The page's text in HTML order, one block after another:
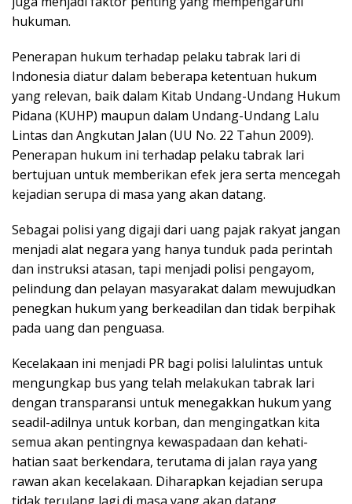
hukuman.
Penerapan hukum terhadap pelaku tabrak lari di
Indonesia diatur dalam beberapa ketentuan hukum
yang relevan, baik dalam Kitab Undang-Undang Hukum
Pidana (KUHP) maupun dalam Undang-Undang Lalu
Lintas dan Angkutan Jalan (UU No. 22 Tahun 2009).
Penerapan hukum ini terhadap pelaku tabrak lari
bertujuan untuk memberikan efek jera serta mencegah
kejadian serupa di masa yang akan datang.
Sebagai polisi yang digaji dari uang pajak rakyat jangan
menjadi alat negara yang hanya tunduk pada perintah
dan instruksi atasan, tapi menjadi polisi pengayom,
pelindung dan pelayan masyarakat dalam mewujudkan
penegkan hukum yang berkeadilan dan tidak berpihak
pada uang dan penguasa.
Kecelakaan ini menjadi PR bagi polisi lalulintas untuk
mengungkap bus yang telah melakukan tabrak lari
dengan transparansi untuk menegakkan hukum yang
seadil-adilnya untuk korban, dan mengingatkan kita
semua akan pentingnya kewaspadaan dan kehati-
hatian saat berkendara, terutama di jalan raya yang
rawan akan kecelakaan. Diharapkan kejadian serupa